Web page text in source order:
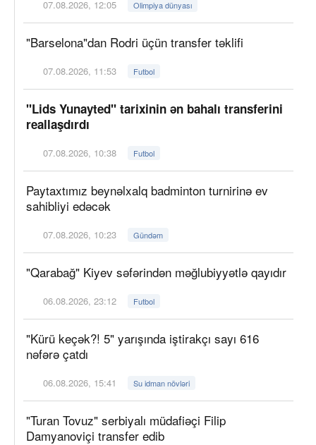
07.08.2026, 12:05 Olimpiya dünyası
"Barselona"dan Rodri üçün transfer təklifi
07.08.2026, 11:53 Futbol
"Lids Yunayted" tarixinin ən bahalı transferini
reallaşdırdı
07.08.2026, 10:38 Futbol
Paytaxtımız beynəlxalq badminton turnirinə ev
sahibliyi edəcək
07.08.2026, 10:23 Gündəm
"Qarabağ" Kiyev səfərindən məğlubiyyətlə qayıdır
06.08.2026, 23:12 Futbol
"Kürü keçək?! 5" yarışında iştirakçı sayı 616
nəfərə çatdı
06.08.2026, 15:41 Su idman növləri
"Turan Tovuz" serbiyalı müdafiəçi Filip
Damyanoviçi transfer edib